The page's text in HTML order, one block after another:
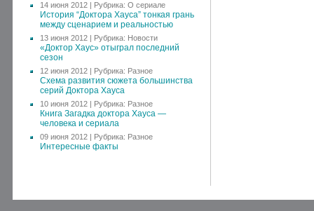
14 июня 2012 | Рубрика: О сериале
История “Доктора Хауса” тонкая грань
между сценарием и реальностью
13 июня 2012 | Рубрика: Новости
«Доктор Хаус» отыграл последний
сезон
12 июня 2012 | Рубрика: Разное
Схема развития сюжета большинства
серий Доктора Хауса
10 июня 2012 | Рубрика: Разное
Книга Загадка доктора Хауса —
человека и сериала
09 июня 2012 | Рубрика: Разное
Интересные факты